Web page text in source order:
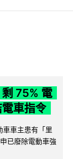
75% 電
車指令
車車主患有「里
已廢除電動車強